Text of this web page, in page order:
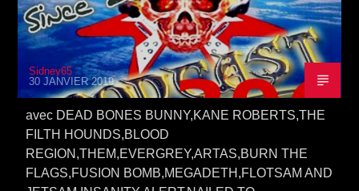
Sidney65
30 JANVIER 2019
avec DEAD BONES BUNNY,KANE ROBERTS,THE
FILTH HOUNDS,BLOOD
REGION,THEM,EVERGREY,ARTAS,BURN THE
FLAGS,FUSION BOMB,MEGADETH,FLOTSAM AND